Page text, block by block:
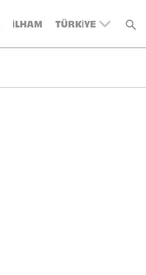
İLHAM TÜRKIYE
UNITED KINGDOM
SWITZERLAND